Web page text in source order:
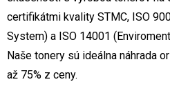
certifikátmi kvality STMC, ISO
System) a ISO 14001
Naše tonery sú ideálna náhrada
až 75% z ceny.